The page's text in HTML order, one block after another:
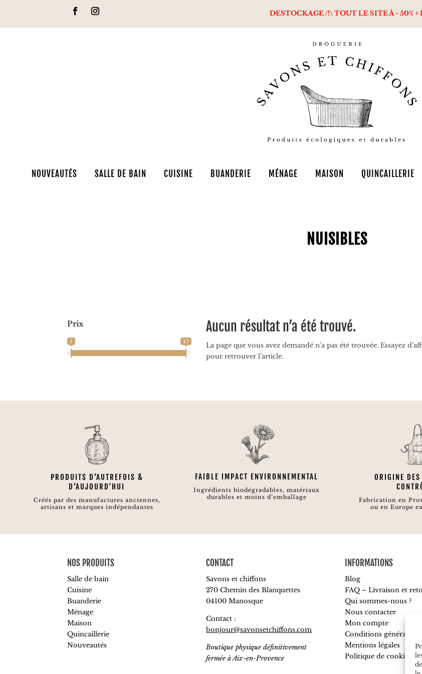
DESTOCKAGE /!\ TOUT LE SITE À - 50% +
NOUVEAUTÉS SALLE DE BAIN CUISINE BUANDERIE MÉNAGE MAISON QUINCAILLERIE
NUISIBLES
Prix
2 17
Aucun résultat n’a été trouvé.
La page que vous avez demandé n’a pas été trouvée. Essayez
pour retrouver l’article.
PRODUITS D’AUTREFOIS &
D’AUJOURD'HUI
Créés par des manufactures anciennes,
artisans et marques indépendantes
FAIBLE IMPACT ENVIRONNEMENTAL
Ingrédients biodégradables, matériaux
durables et moins d’emballage
ORIGINE
Fabrication en
ou en Europe
NOS PRODUITS
Salle de bain
Cuisine
Buanderie
Ménage
Maison
Quincaillerie
Nouveautés
CONTACT
Savons et chiffons
270 Chemin des Blanquettes
04100 Manosque
Contact :
bonjour@savonsetchiffons.com
Boutique physique définitivement
fermée à Aix-en-Provence
INFORMATIONS
Blog
FAQ – Livraison et
Qui sommes-nous ?
Nous contacter
Mon compte
Conditions générales
Mentions légales
Politique de cookies